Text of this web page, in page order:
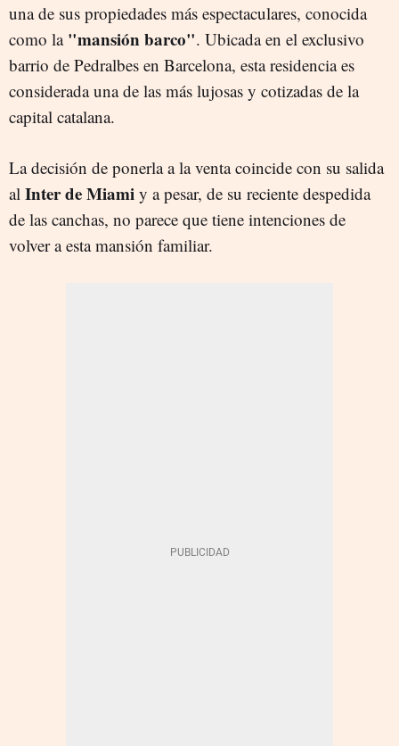
una de sus propiedades más espectaculares, conocida
como la"mansión barco". Ubicada en el exclusivo
barrio de Pedralbes en Barcelona, esta residencia es
considerada una de las más lujosas y cotizadas de la
capital catalana.
La decisión de ponerla a la venta coincide con su salida
al Inter de Miami y a pesar, de su reciente despedida
de las canchas, no parece que tiene intenciones de
volver a esta mansión familiar.